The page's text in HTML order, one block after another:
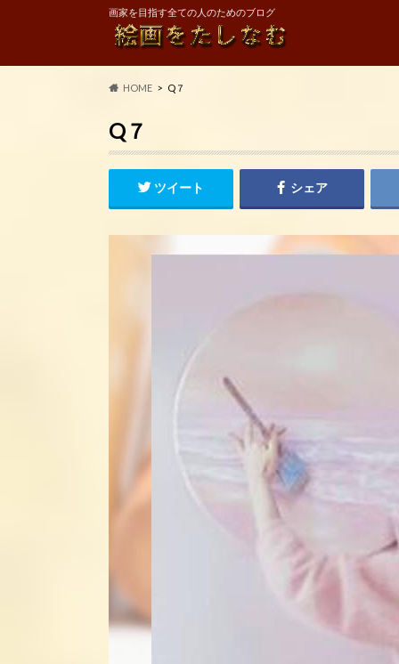
画家を目指す全ての人のためのブログ
HOME Q７
Q７
ツイート シェア